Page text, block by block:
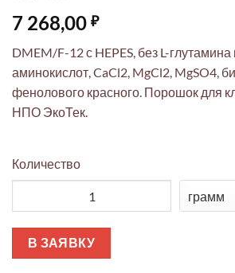
7 268,00 ₽
DMEM/F-12 с HEPES, без L-глутамина
аминокислот, CaCl2, MgCl2, MgSO4,
фенолового красного. Порошок для
НПО ЭкоТек.
Количество
В ЗАЯВКУ